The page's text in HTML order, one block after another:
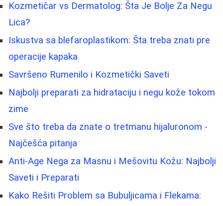
Kozmetičar vs Dermatolog: Šta Je Bolje Za Negu
Lica?
Iskustva sa blefaroplastikom: Šta treba znati pre
operacije kapaka
Savršeno Rumenilo i Kozmetički Saveti
Najbolji preparati za hidrataciju i negu kože tokom
zime
Sve što treba da znate o tretmanu hijaluronom -
Najčešća pitanja
Anti-Age Nega za Masnu i Mešovitu Kožu: Najbolji
Saveti i Preparati
Kako Rešiti Problem sa Bubuljicama i Flekama: